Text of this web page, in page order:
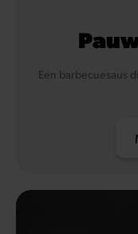
Een barbecuesaus